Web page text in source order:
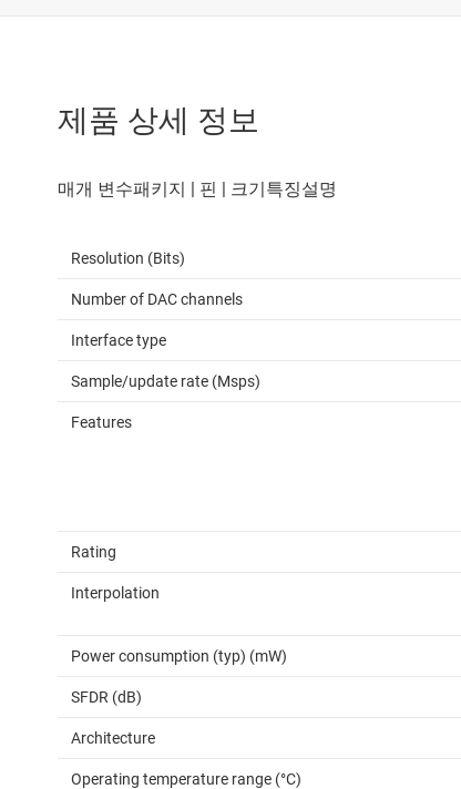
제품 상세 정보
Resolution (Bits)
Number of DAC channels
Interface type
Sample/update rate (Msps)
Features
Rating
Interpolation
Power consumption (typ) (mW)
SFDR (dB)
Architecture
Operating temperature range (°C)